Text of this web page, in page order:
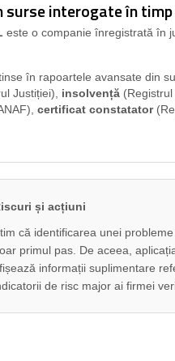
interogate în
este o companie înregistrată în
în rapoartele avansate din
Justiției), insolvență (Registrul
certificat constatator
și acțiuni
că identificarea unei
primul pas. De aceea,
informații suplimentare
de risc major ai firmei